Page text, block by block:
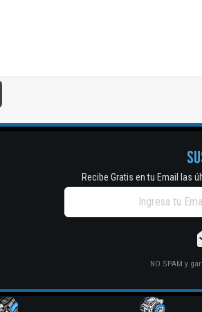
Recibe Gratis en tu Email las
NO SPAM y